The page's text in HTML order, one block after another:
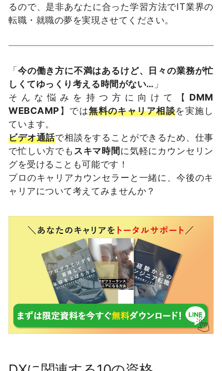
るので、是非あなたに合った学習方法でIT業界の
転職・就職の夢を実現させてください。
「今の働き方に不満はあるけど、日々の業務が忙
しくてゆっくり考える時間がない… 」
そんな悩みを持つ方に向けて【 DMM
WEBCAMP】では無料のキャリア相談を実施し
ています。
ビデオ通話で相談をすることができるため、仕事
で忙しい方でも スキマ時間に気軽にカウンセリン
グを受けることも可能です！
プロのキャリアカウンセラーと一緒に、今後のキ
ャリアについて考えてみませんか？